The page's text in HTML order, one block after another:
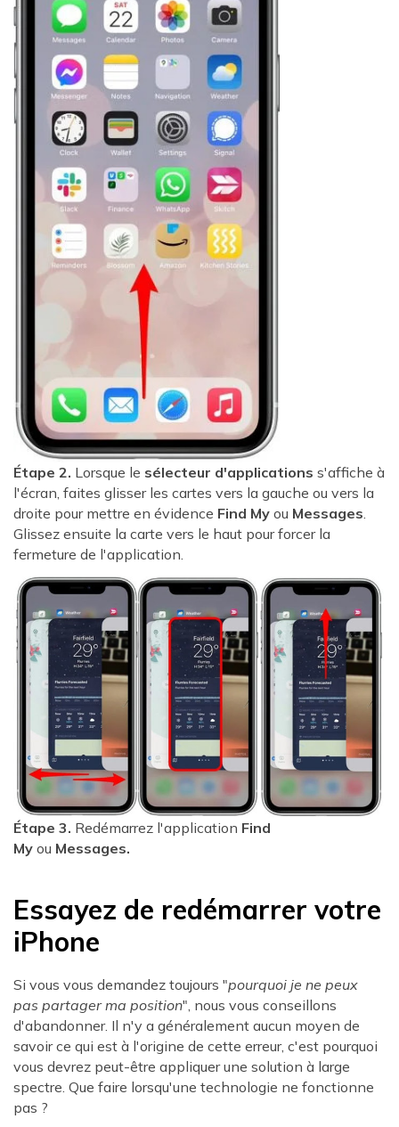
Étape 2. Lorsque le sélecteur d'applications s'affiche à
l'écran, faites glisser les cartes vers la gauche ou vers la
droite pour mettre en évidence Find My ou Messages
Glissez ensuite la carte vers le haut pour forcer la
fermeture de l'application.
Étape 3. Redémarrez l'application Find
My ou Messages.
Essayez de redémarrer votre
iPhone
Si vous vous demandez toujours "pourquoi je ne peux
pas partager ma position", nous vous conseillons
d'abandonner. Il n'y a généralement aucun moyen de
savoir ce qui est à l'origine de cette erreur, c'est pourquoi
vous devrez peut-être appliquer une solution à large
spectre. Que faire lorsqu'une technologie ne fonctionne
pas ?